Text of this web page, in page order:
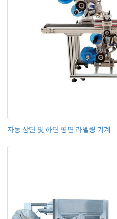
자동 상단 및 하단 평면 라벨링 기계